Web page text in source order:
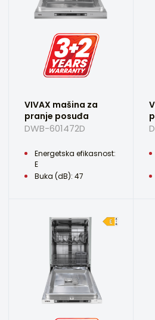
VIVAX mašina za
pranje posuđa
DWB-601472D
Energetska efikasnost:
E
Buka (dB): 47